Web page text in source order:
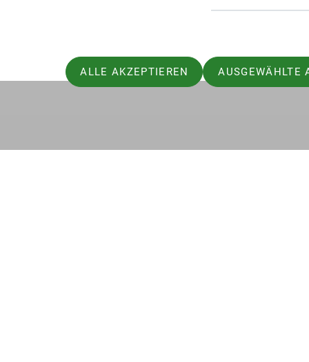
ALLE AKZEPTIEREN AUSGEWÄHLTE